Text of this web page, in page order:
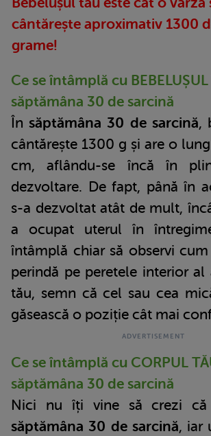
cântărește aproximativ 1300
grame!
Ce se întâmplă cu
săptămâna 30 de sarcină
Însăptămâna 30 de sarcină,
cântărește 1300 g și are o
cm, aflându-se încă în
dezvoltare. De fapt, până în
s-a dezvoltat atât de mult,
a ocupat uterul în
întâmplă chiar să observi
perindă pe peretele interior al
tău, semn că cel sau cea
găsească o poziție cât mai
Ce se întâmplă cu CORPUL
săptămâna 30 de sarcină
Nici nu îți vine să crezi
săptămâna 30 de sarcină, iar